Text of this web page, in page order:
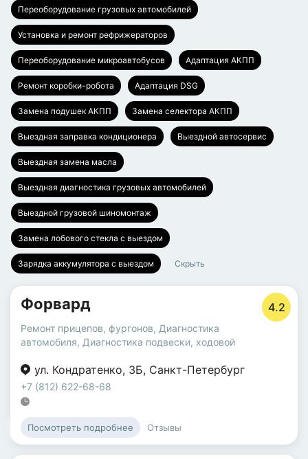
Переоборудование грузовых автомобилей
Установка и ремонт рефрижераторов
Переоборудование микроавтобусов Адаптация АКПП
Ремонт коробки-робота Адаптация DSG
Замена подушек АКПП Замена селектора АКПП
Выездная заправка кондиционера Выездной автосервис
Выездная замена масла
Выездная диагностика грузовых автомобилей
Выездной грузовой шиномонтаж
Замена лобового стекла с выездом
Зарядка аккумулятора с выездом Скрыть
Форвард 4.2
Ремонт прицепов, фургонов, Диагностика
автомобиля, Диагностика подвески, ходовой
ул. Кондратенко, 3Б, Санкт-Петербург
+7 (812) 622-68-68
Посмотреть подробнее Отзывы